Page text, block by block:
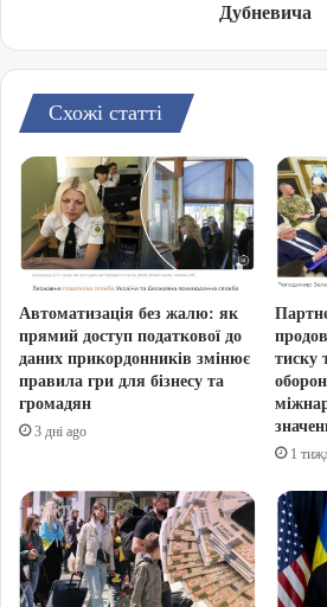
Дубневича
Схожі статті
Автоматизація без жалю: як
прямий доступ податкової до
даних прикордонників змінює
правила гри для бізнесу та
громадян
3 дні ago
тиску
1